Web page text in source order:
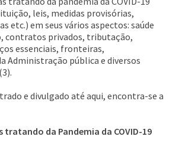
leis, medidas provisórias,
etc.) em seus vários aspectos: saúde
contratos privados, tributação,
essenciais, fronteiras,
Administração pública e diversos
e divulgado até aqui, encontra-se a
tratando da Pandemia da COVID-19